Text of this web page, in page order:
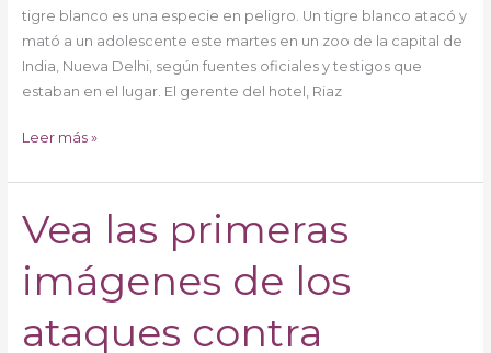
tigre blanco es una especie en peligro. Un tigre blanco atacó y
mató a un adolescente este martes en un zoo de la capital de
India, Nueva Delhi, según fuentes oficiales y testigos que
estaban en el lugar. El gerente del hotel, Riaz
Leer más »
Vea las primeras
imágenes de los
ataques contra
Vea
las
primeras
imágenes
los